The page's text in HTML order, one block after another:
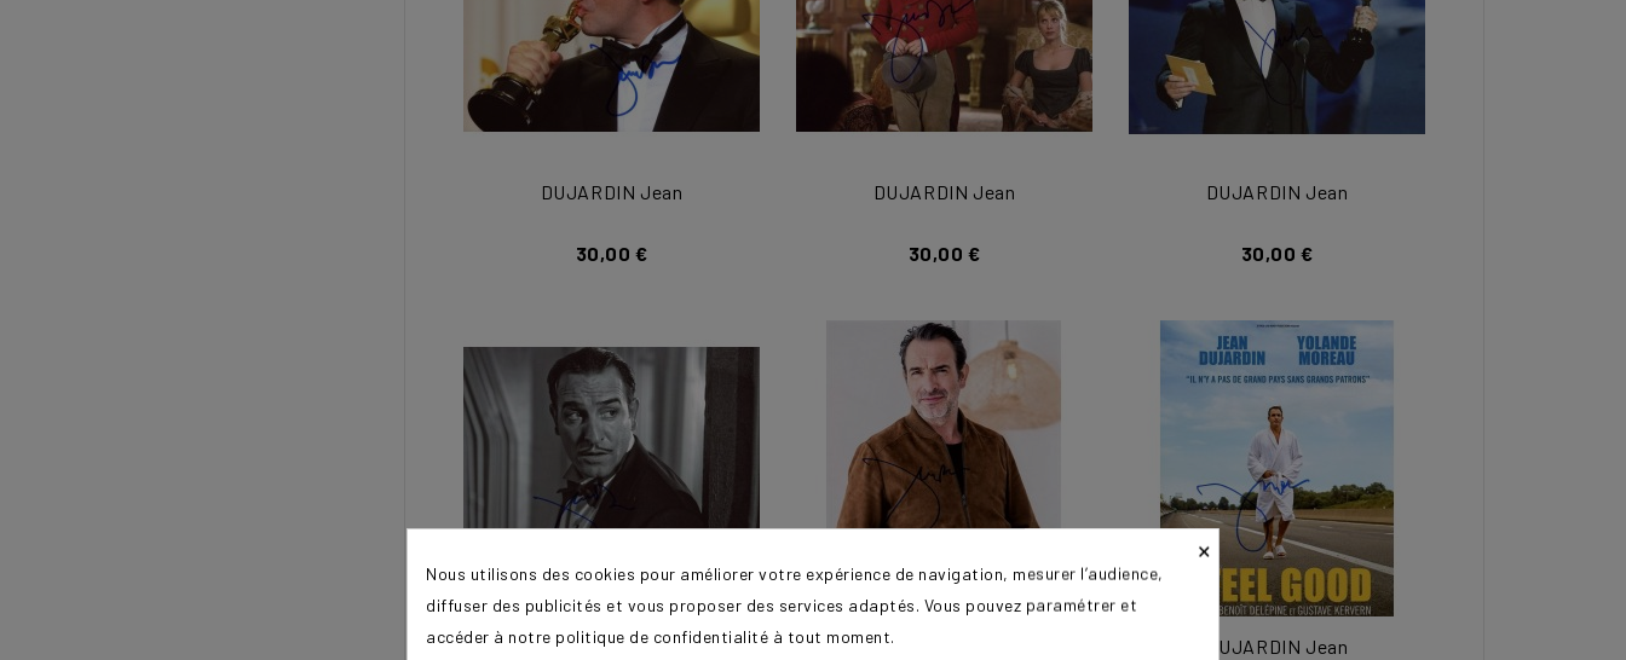
DUJARDIN Jean
30,00 €
DUJARDIN Jean
30,00 €
DUJARDIN Jean
30,00 €
DUJARDIN Jean DUJARDIN Jean DUJARDIN Jean
×
Nous utilisons des cookies pour améliorer votre expérience de navigation, mesurer l’audience,
diffuser des publicités et vous proposer des services adaptés. Vous pouvez paramétrer et
accéder à notre politique de confidentialité à tout moment.